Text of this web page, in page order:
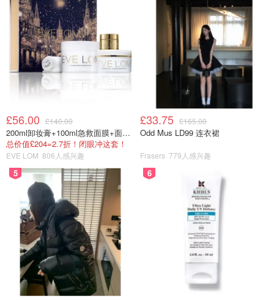
点进去，可以直接搜Japan或者下拉都最下，就可以看到可
以添加的suica/icoca/pasmo
£56.00 £140.00
200ml卸妆膏+100ml急救面膜+面霜+洁颜布
总价值£204=2.7折！闭眼冲这套！
EVE LOM 806人感兴趣
£33.75 £165.00
Odd Mus LD99 连衣裙
Frasers 779人感兴趣
5 6